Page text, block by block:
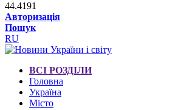
44.4191
Авторизація
Пошук
RU
ВСІ РОЗДІЛИ
Головна
Україна
Місто